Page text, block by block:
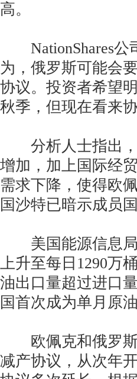
高。
NationShares公
为，俄罗斯可能会
协议。投资者希望
秋季，但现在看来
分析人士指出，
增加，加上国际经
需求下降，使得欧
国沙特已暗示成员
美国能源信息局
上升至每日1290万
油出口量超过进口
国首次成为单月原
欧佩克和俄罗斯
减产协议，从次年